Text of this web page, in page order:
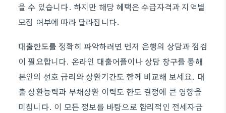
을 수 있습니다. 하지만 해당 혜택은 수급자격과 지역별
모집 여부에 따라 달라집니다.
대출한도를 정확히 파악하려면 먼저 은행의 상담과 점검
이 필요합니다. 온라인 대출어플이나 상담 창구를 통해
본인의 선호 금리와 상환기간도 함께 비교해 보세요. 대
출 상환능력과 부채상환 이력도 한도 결정에 큰 영향을
미칩니다. 이 모든 정보를 바탕으로 합리적인 전세자금